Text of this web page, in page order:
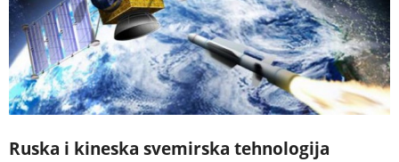
Ruska i kineska svemirska tehnologija